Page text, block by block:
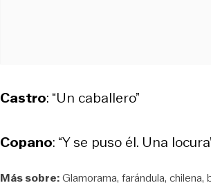
Castro: “Un caballero”
Copano: “Y se puso él. Una
Más sobre:Glamorama farándula chilena